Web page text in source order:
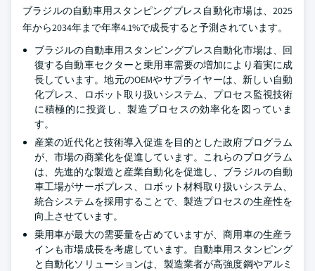
ブラジルの自動車用スタンピングプレス自動化市場は、2025
年から2034年まで年率4.1%で成長すると予測されています。
ブラジルの自動車用スタンピングプレス自動化市場は、回
復する自動車セクターと乗用車需要の増加により着実に成
長しています。地元のOEMやサプライヤーは、新しい自動
化プレス、ロボット取り扱いシステム、プロセス監視技術
に積極的に投資し、製造プロセスの効率化を図っていま
す。
産業の近代化と技術導入促進を目的とした政府プログラム
が、市場の商業化を促進しています。これらのプログラム
は、先進的な製造と産業自動化を促進し、ブラジルの自動
車工場がサーボプレス、ロボット材料取り扱いシステム、
統合システムを採用することで、製造プロセスの生産性を
向上させています。
乗用車が最大の需要量を占めていますが、商用車の生産ラ
インも市場成長を考慮しています。自動車用スタンピング
と自動化ソリューションは、製造業者が高強度鋼やアルミ